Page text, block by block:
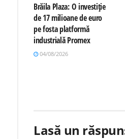
Brăila Plaza: O investiție
de 17 milioane de euro
pe fosta platformă
industrială Promex
04/08/2026
Lasă un